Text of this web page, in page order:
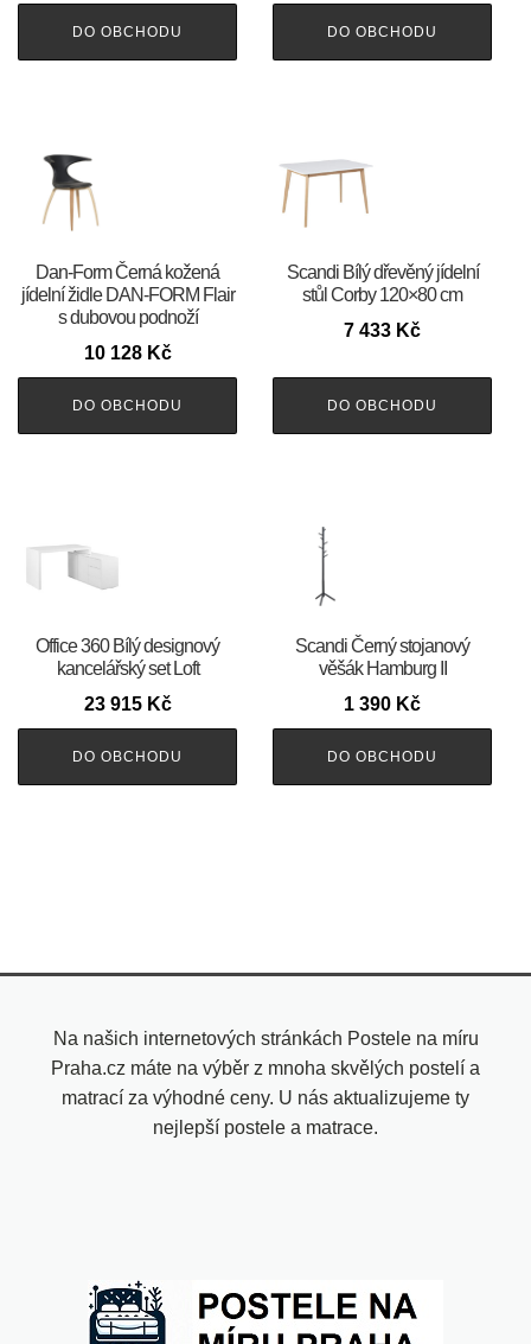
DO OBCHODU DO OBCHODU
​​​​​Dan-Form Černá kožená
jídelní židle DAN-FORM Flair
s dubovou podnoží
10 128 Kč
DO OBCHODU
Scandi Bílý dřevěný jídelní
stůl Corby 120×80 cm
7 433 Kč
DO OBCHODU
Office 360 Bílý designový
kancelářský set Loft
23 915 Kč
DO OBCHODU
Scandi Černý stojanový
věšák Hamburg II
1 390 Kč
DO OBCHODU
Na našich internetových stránkách Postele na míru
Praha.cz máte na výběr z mnoha skvělých postelí a
matrací za výhodné ceny. U nás aktualizujeme ty
nejlepší postele a matrace.